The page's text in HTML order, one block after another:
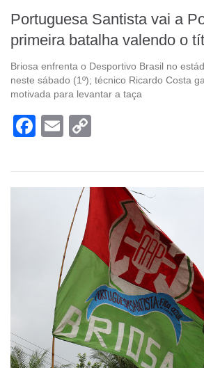
Portuguesa Santista vai a
primeira batalha valendo o
Briosa enfrenta o Desportivo Brasil no
neste sábado (1º); técnico Ricardo Costa
motivada para levantar a taça
Facebook
Email